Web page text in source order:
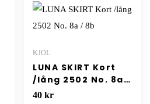
KJOL
LUNA SKIRT Kort
/lång 2502 No. 8a /
8b
40 kr